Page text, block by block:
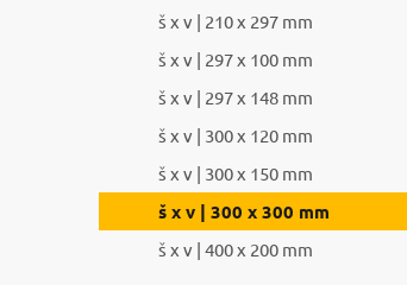
š x v | 210 x 297 mm
š x v | 297 x 100 mm
š x v | 297 x 148 mm
š x v | 300 x 120 mm
š x v | 300 x 150 mm
š x v | 300 x 300 mm
š x v | 400 x 200 mm